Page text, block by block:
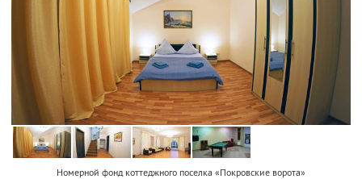
Номерной фонд коттеджного поселка «Покровские ворота»